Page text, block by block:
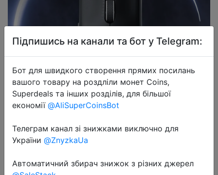
Thunderobot ML901 Wireless
Gaming Mouse PAW3395 26000DPI
Form 3-Zone RGB For Laptop PC
Підпишись на канали та бот у Telegram:
Бот для швидкого створення прямих посилань
вашого товару на роздліли монет Coins,
Superdeals та інших розділів, для більшої
економії @AliSuperCoinsBot
Телеграм канал зі знижками виключно для
України @ZnyzkaUa
Автоматичний збирач знижок з різних джерел